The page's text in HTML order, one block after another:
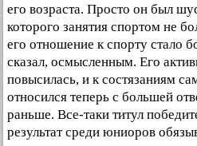
его возраста. Просто он был
которого занятия спортом не
его отношение к спорту стало
сказал, осмысленным. Его
повысилась, и к состязаниям
относился теперь с большей
раньше. Все-таки титул
результат среди юниоров